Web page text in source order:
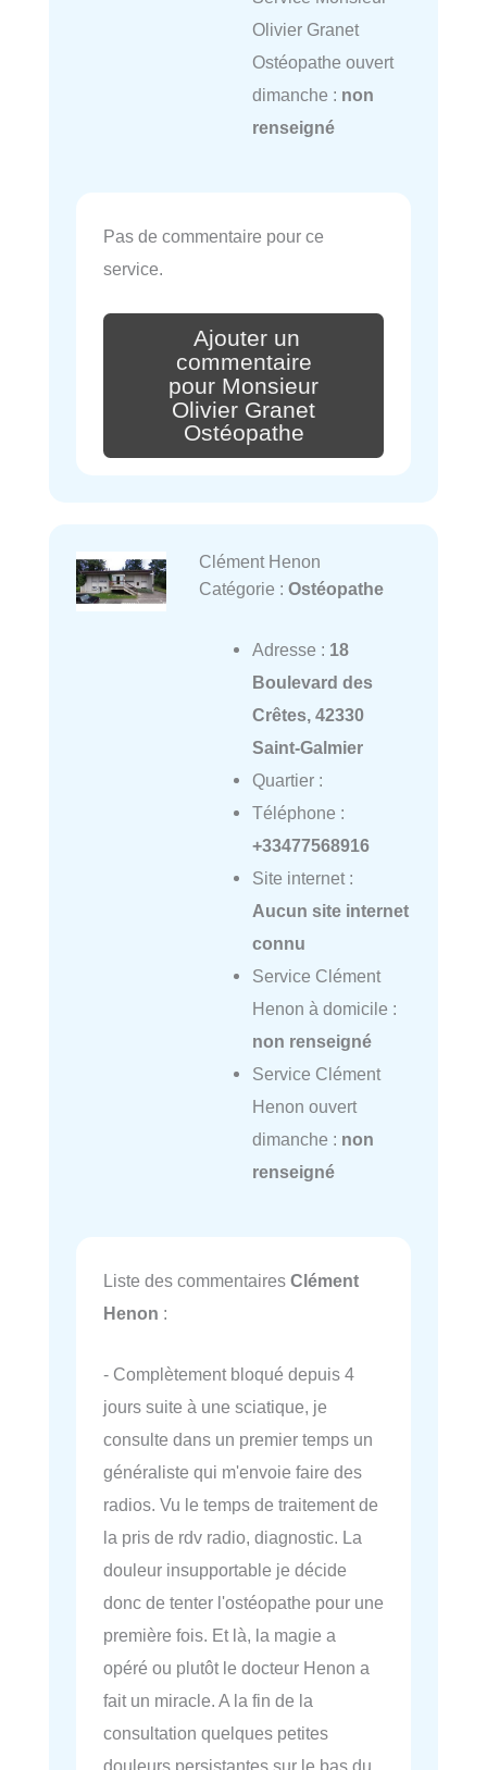
Olivier Granet
Ostéopathe ouvert
dimanche : non
renseigné
Pas de commentaire pour ce
service.
Ajouter un
commentaire
pour Monsieur
Olivier Granet
Ostéopathe
Clément Henon
Catégorie : Ostéopathe
Adresse : 18
Boulevard des
Crêtes, 42330
Saint-Galmier
Quartier :
Téléphone :
+33477568916
Site internet :
Aucun site internet
connu
Service Clément
Henon à domicile :
non renseigné
Service Clément
Henon ouvert
dimanche : non
renseigné
Liste des commentaires Clément
Henon :
- Complètement bloqué depuis 4
jours suite à une sciatique, je
consulte dans un premier temps un
généraliste qui m'envoie faire des
radios. Vu le temps de traitement de
la pris de rdv radio, diagnostic. La
douleur insupportable je décide
donc de tenter l'ostéopathe pour une
première fois. Et là, la magie a
opéré ou plutôt le docteur Henon a
fait un miracle. A la fin de la
consultation quelques petites
douleurs persistantes sur le bas du